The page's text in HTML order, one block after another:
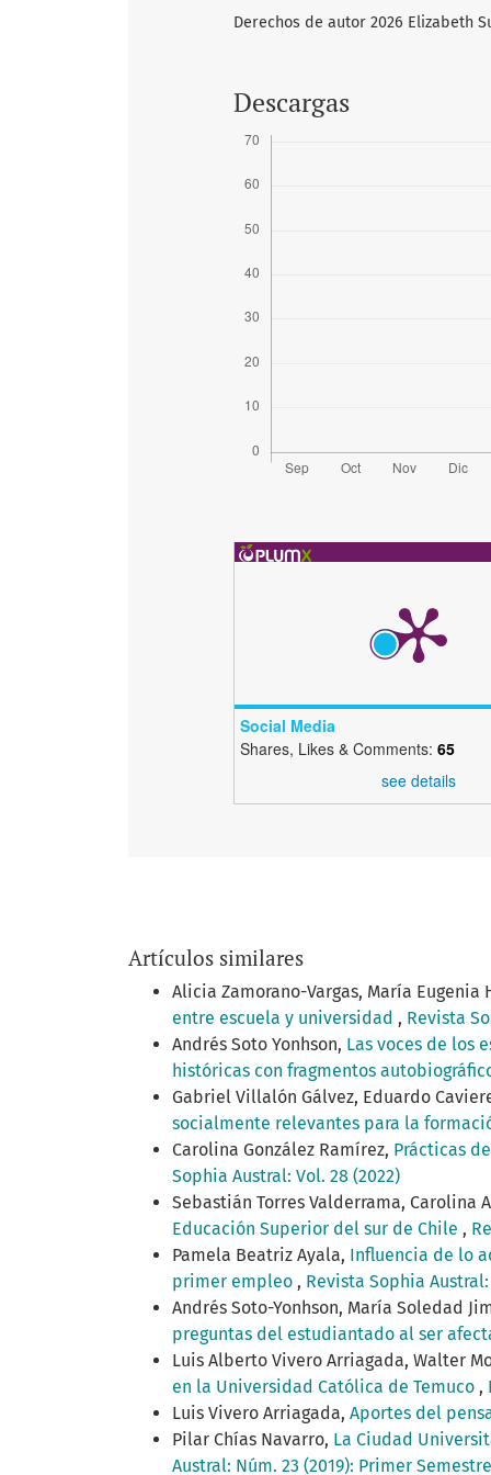
Derechos de autor 2026 Elizabeth
Descargas
Social Media
Shares, Likes & Comments: 65
see details
Artículos similares
Alicia Zamorano-Vargas, María Eugenia
entre escuela y universidad , Revista
Andrés Soto Yonhson, Las voces de los
históricas con fragmentos
Gabriel Villalón Gálvez, Eduardo
socialmente relevantes para la
Carolina González Ramírez, Prácticas
Sophia Austral: Vol. 28 (2022)
Sebastián Torres Valderrama, Carolina
Educación Superior del sur de Chile ,
Pamela Beatriz Ayala, Influencia de lo
primer empleo , Revista Sophia
Andrés Soto-Yonhson, María Soledad
preguntas del estudiantado al ser
Luis Alberto Vivero Arriagada, Walter
en la Universidad Católica de Temuco ,
Luis Vivero Arriagada, Aportes del
Pilar Chías Navarro, La Ciudad
Austral: Núm. 23 (2019): Primer